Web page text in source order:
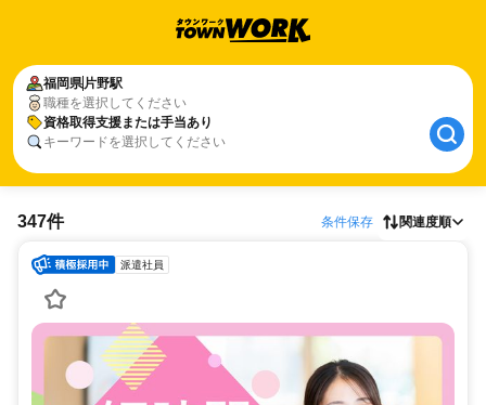
福岡県片野駅
職種を選択してください
資格取得支援または手当あり
キーワードを選択してください
347件 条件保存 関連度順
派遣社員